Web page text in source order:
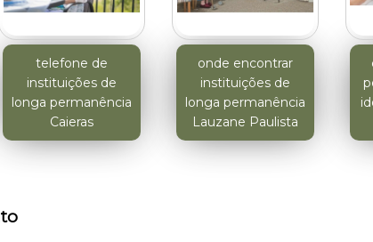
telefone de
instituições de
longa permanência
Caieras
onde encontrar
instituições de
longa permanência
Lauzane Paulista